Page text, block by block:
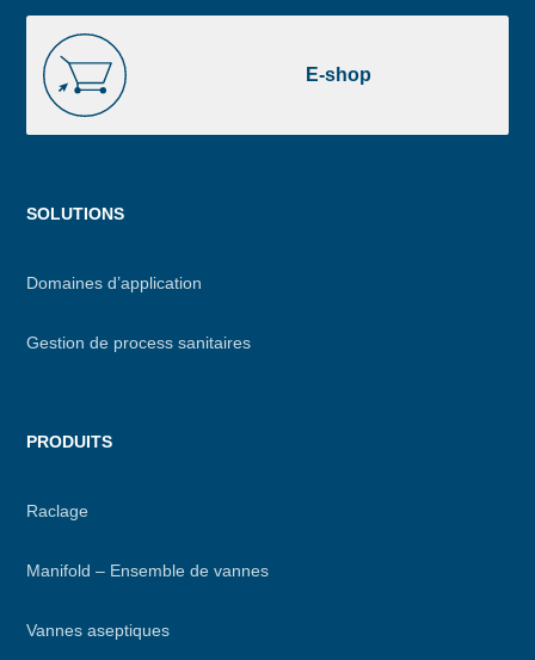
E-shop
shop
Menu
SOLUTIONS
Domaines d’application
Gestion de process sanitaires
PRODUITS
Raclage
Manifold – Ensemble de vannes
Vannes aseptiques